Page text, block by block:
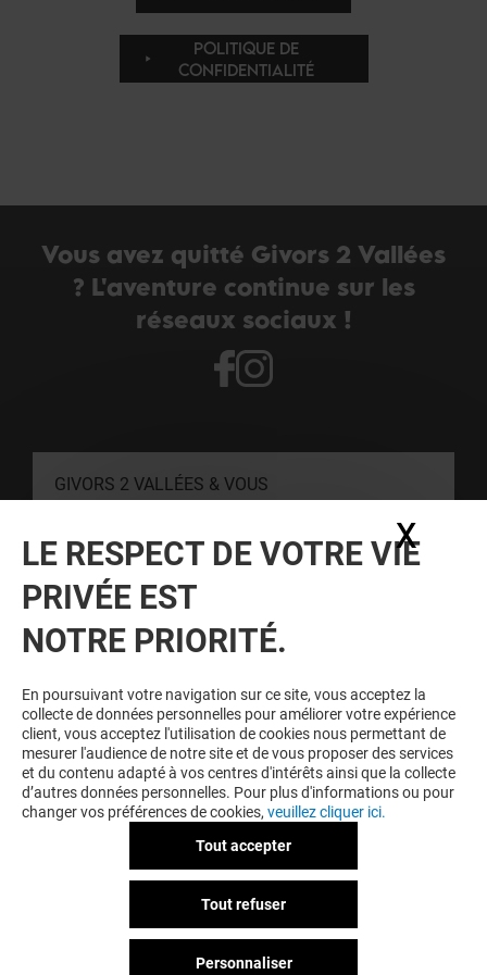
POLITIQUE DE
CONFIDENTIALITÉ
Vous avez quitté Givors 2 Vallées
? L'aventure continue sur les
réseaux sociaux !
GIVORS 2 VALLÉES & VOUS
CONTACT
RESTER INFORMÉ
notre actualité.
Voir notre politique de protection des
données personelles.
Règlement Intérieur
LE RESPECT DE VOTRE VIE
PRIVÉE EST
NOTRE PRIORITÉ.
En poursuivant votre navigation sur ce site, vous acceptez la
collecte de données personnelles pour améliorer votre expérience
client, vous acceptez l'utilisation de cookies nous permettant de
mesurer l'audience de notre site et de vous proposer des services
et du contenu adapté à vos centres d'intérêts ainsi que la collecte
d’autres données personnelles. Pour plus d'informations ou pour
changer vos préférences de cookies, veuillez cliquer ici.
Tout accepter
Tout refuser
Personnaliser
X